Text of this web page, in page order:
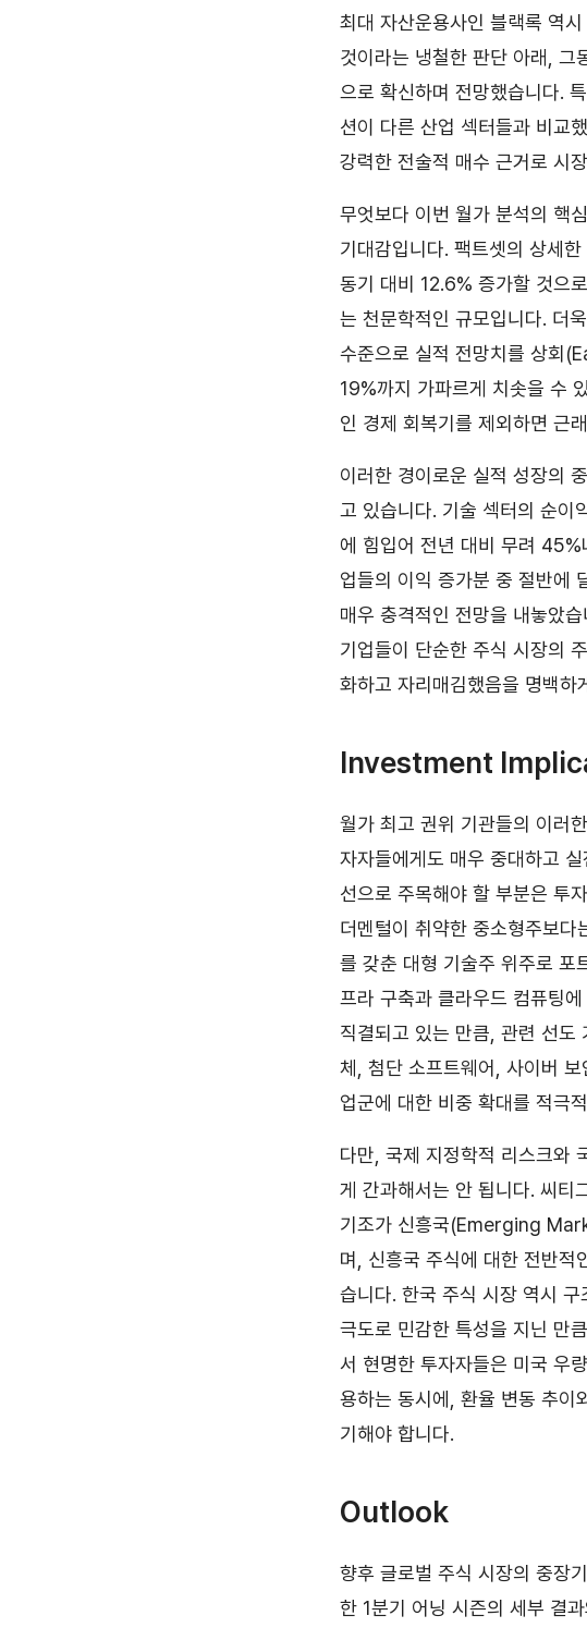
최대 자산운용사인 블랙록 역
것이라는 냉철한 판단 아래, 그
으로 확신하며 전망했습니다.
션이 다른 산업 섹터들과 비교
강력한 전술적 매수 근거로 시
무엇보다 이번 월가 분석의 핵
기대감입니다. 팩트셋의 상세
동기 대비 12.6% 증가할 것으
는 천문학적인 규모입니다. 더
수준으로 실적 전망치를 상회
19%까지 가파르게 치솟을 수
인 경제 회복기를 제외하면 근
이러한 경이로운 실적 성장의
고 있습니다. 기술 섹터의 순이
에 힘입어 전년 대비 무려
업들의 이익 증가분 중 절반에
매우 충격적인 전망을 내놓았
기업들이 단순한 주식 시장의
화하고 자리매김했음을 명백하
Investment
월가 최고 권위 기관들의 이러
자자들에게도 매우 중대하고
선으로 주목해야 할 부분은 투
더멘털이 취약한 중소형주보
를 갖춘 대형 기술주 위주로 포
프라 구축과 클라우드 컴퓨팅
직결되고 있는 만큼, 관련 선도
체, 첨단 소프트웨어, 사이버
업군에 대한 비중 확대를 적극
다만, 국제 지정학적 리스크와
게 간과해서는 안 됩니다. 씨티
기조가 신흥국(Emerging
며, 신흥국 주식에 대한 전반
습니다. 한국 주식 시장 역시
극도로 민감한 특성을 지닌 만
서 현명한 투자자들은 미국 우
용하는 동시에, 환율 변동 추이
기해야 합니다.
Outlook
향후 글로벌 주식 시장의 중장
한 1분기 어닝 시즌의 세부 결